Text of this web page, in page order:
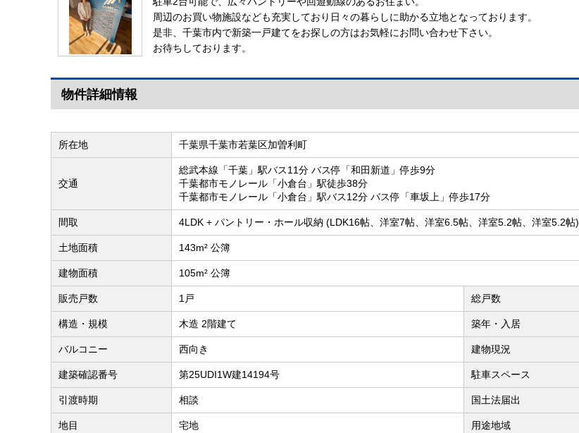
周辺のお買い物施設なども充実しており日々の暮らしに助かる立地となっております。
是非、千葉市内で新築一戸建てをお探しの方はお気軽にお問い合わせ下さい。
お待ちしております。
物件詳細情報
所在地 千葉県千葉市若葉区加曽利町
交通
総武本線「千葉」駅バス11分 バス停「和田新道」停歩9分
千葉都市モノレール「小倉台」駅徒歩38分
千葉都市モノレール「小倉台」駅バス12分 バス停「車坂上」停歩17分
間取 4LDK + パントリー・ホール収納 (LDK16帖、洋室7帖、洋室6.5帖、洋室5.2帖、洋室5.2帖)
土地面積 143m² 公簿
建物面積 105m² 公簿
販売戸数 1戸 総戸数
構造・規模 木造 2階建て 築年・入居
バルコニー 西向き 建物現況
建築確認番号 第25UDI1W建14194号 駐車スペース
引渡時期 相談 国土法届出
地目 宅地 用途地域